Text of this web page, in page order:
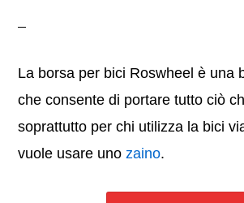
La borsa per bici Roswheel è una
che consente di portare tutto ciò
soprattutto per chi utilizza la bici
vuole usare unozaino.